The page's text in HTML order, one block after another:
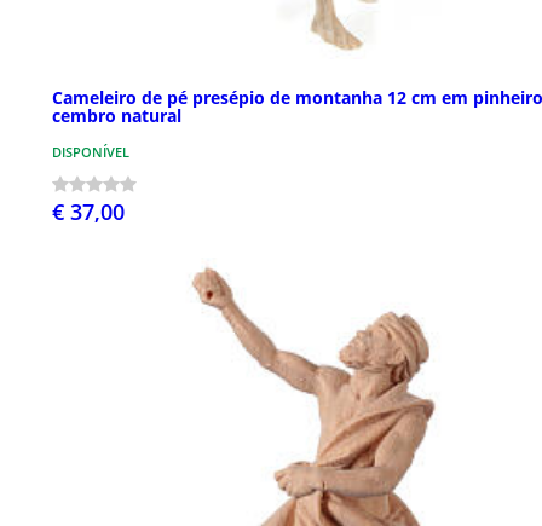
Cameleiro de pé presépio de montanha 12 cm em
cembro natural
DISPONÍVEL
€ 37,00